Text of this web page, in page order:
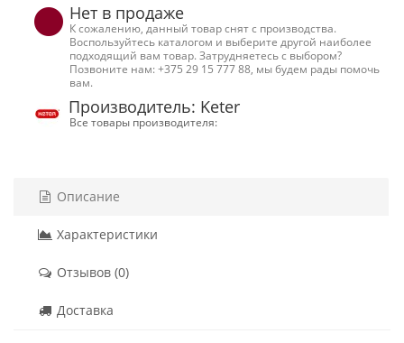
Нет в продаже
К сожалению, данный товар снят с производства.
Воспользуйтесь каталогом и выберите другой наиболее
подходящий вам товар. Затрудняетесь с выбором?
Позвоните нам: +375 29 15 777 88, мы будем рады помочь
вам.
Производитель: Keter
Все товары производителя:
Описание
Характеристики
Отзывов (0)
Доставка